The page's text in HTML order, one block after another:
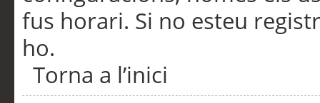
fus horari. Si no esteu
ho.
Torna a l’inici